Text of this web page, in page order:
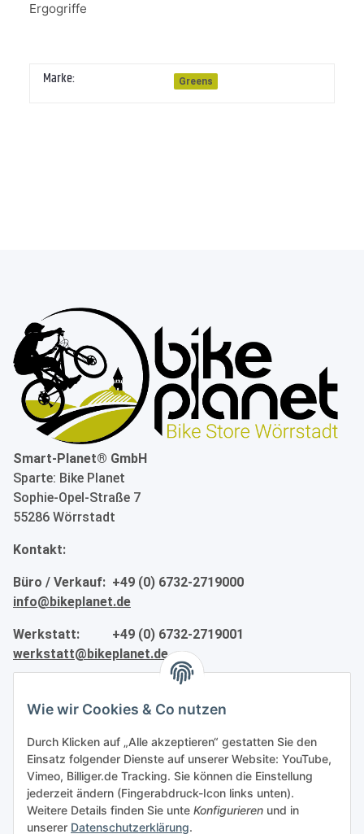
Ergogriffe
Marke: Greens
Smart-Planet® GmbH
Sparte: Bike Planet
Sophie-Opel-Straße 7
55286 Wörrstadt
Kontakt:
Büro / Verkauf: +49 (0) 6732-2719000
info@bikeplanet.de
Werkstatt: +49 (0) 6732-2719001
werkstatt@bikeplanet.de
Partner
Wie wir Cookies & Co nutzen
Durch Klicken auf „Alle akzeptieren“ gestatten Sie den
Einsatz folgender Dienste auf unserer Website: YouTube,
Vimeo, Billiger.de Tracking. Sie können die Einstellung
jederzeit ändern (Fingerabdruck-Icon links unten).
Weitere Details finden Sie unte Konfigurieren und in
unserer Datenschutzerklärung.